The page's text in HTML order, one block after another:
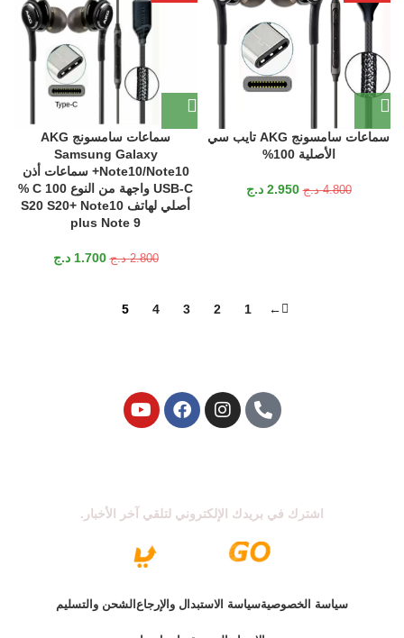
سماعات سامسونج AKG تايب سي
الأصلية 100%
4.800 د.ج 2.950 د.ج
سماعات سامسونج AKG
Samsung Galaxy
Note10/Note10+ سماعات أذن
USB-C واجهة من النوع C 100 %
أصلي لهاتف S20 S20+ Note10
plus Note 9
2.800 د.ج 1.700 د.ج
←
1
2
3
4
5
اشترك في بريدك الإلكتروني لتلقي آخر الأخبار.
سياسة الخصوصيةسياسة الاستبدال والإرجاع الشحن والتسليم